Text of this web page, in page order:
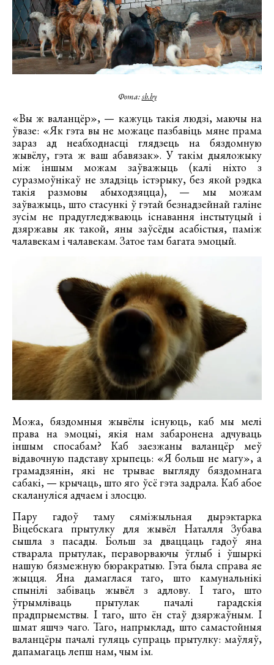
Фота:sb.by
«Вы ж валанцёр», — кажуць такія людзі, маючы на
ўвазе: «Як гэта вы не можаце пазбавіць мяне прама
зараз ад неабходнасці глядзець на бяздомную
жывёлу, гэта ж ваш абавязак». У такім дыяложыку
між іншым можам заўважыць (калі ніхто з
суразмоўнікаў не зладзіць істэрыку, без якой рэдка
такія размовы абыходзяцца), — мы можам
заўважыць, што стасункі ў гэтай безнадзейнай галіне
зусім не прадугледжваюць існавання інстытуцый і
дзяржавы як такой, яны заўсёды асабістыя, паміж
чалавекам і чалавекам. Затое там багата эмоцый.
Можа, бяздомныя жывёлы існуюць, каб мы мелі
права на эмоцыі, якія нам забаронена адчуваць
іншым спосабам? Каб заезжаны валанцёр меў
відавочную падставу хрыпець: «Я больш не магу», а
грамадзянін, які не трывае выгляду бяздомнага
сабакі, — крычаць, што яго ўсё гэта задрала. Каб абое
скалануліся адчаем і злосцю.
Пару гадоў таму сяміжыльная дырэктарка
Віцебскага прытулку для жывёл Наталля Зубава
сышла з пасады. Больш за дваццаць гадоў яна
стварала прытулак, пераворваючы ўглыб і ўшыркі
нашую бязмежную бюракратыю. Гэта была справа яе
жыцця. Яна дамаглася таго, што камунальнікі
спынілі забіваць жывёл з адлову. І таго, што
ўтрымліваць прытулак пачалі гарадскія
прадпрыемствы. І таго, што ён стаў дзяржаўным. І
шмат яшчэ чаго. Таго, напрыклад, што самастойныя
валанцёры пачалі гуляць супраць прытулку: маўляў,
дапамагаць лепш нам, чым ім.